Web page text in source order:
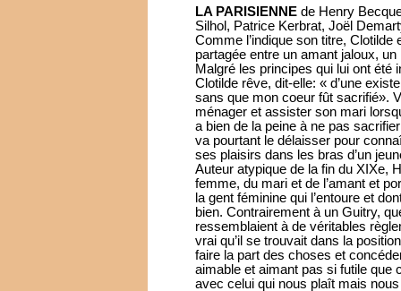
LA PARISIENNE de Henry
Silhol, Patrice Kerbrat, Joël
Comme l’indique son titre, Clotilde
partagée entre un amant jaloux,
Malgré les principes qui lui ont été
Clotilde rêve, dit-elle: « d’une
sans que mon coeur fût sacrifié».
ménager et assister son mari
a bien de la peine à ne pas
va pourtant le délaisser pour
ses plaisirs dans les bras d’un
Auteur atypique de la fin du XIXe,
femme, du mari et de l’amant et
la gent féminine qui l’entoure et
bien. Contrairement à un Guitry,
ressemblaient à de véritables
vrai qu’il se trouvait dans la
faire la part des choses et
aimable et aimant pas si futile que
avec celui qui nous plaît mais